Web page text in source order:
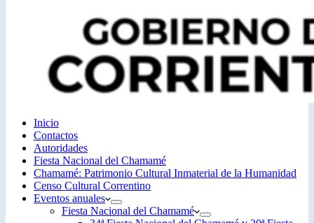
Inicio
Contactos
Autoridades
Fiesta Nacional del Chamamé
Chamamé: Patrimonio Cultural Inmaterial de la Humanidad
Censo Cultural Correntino
Eventos anuales
Fiesta Nacional del Chamamé